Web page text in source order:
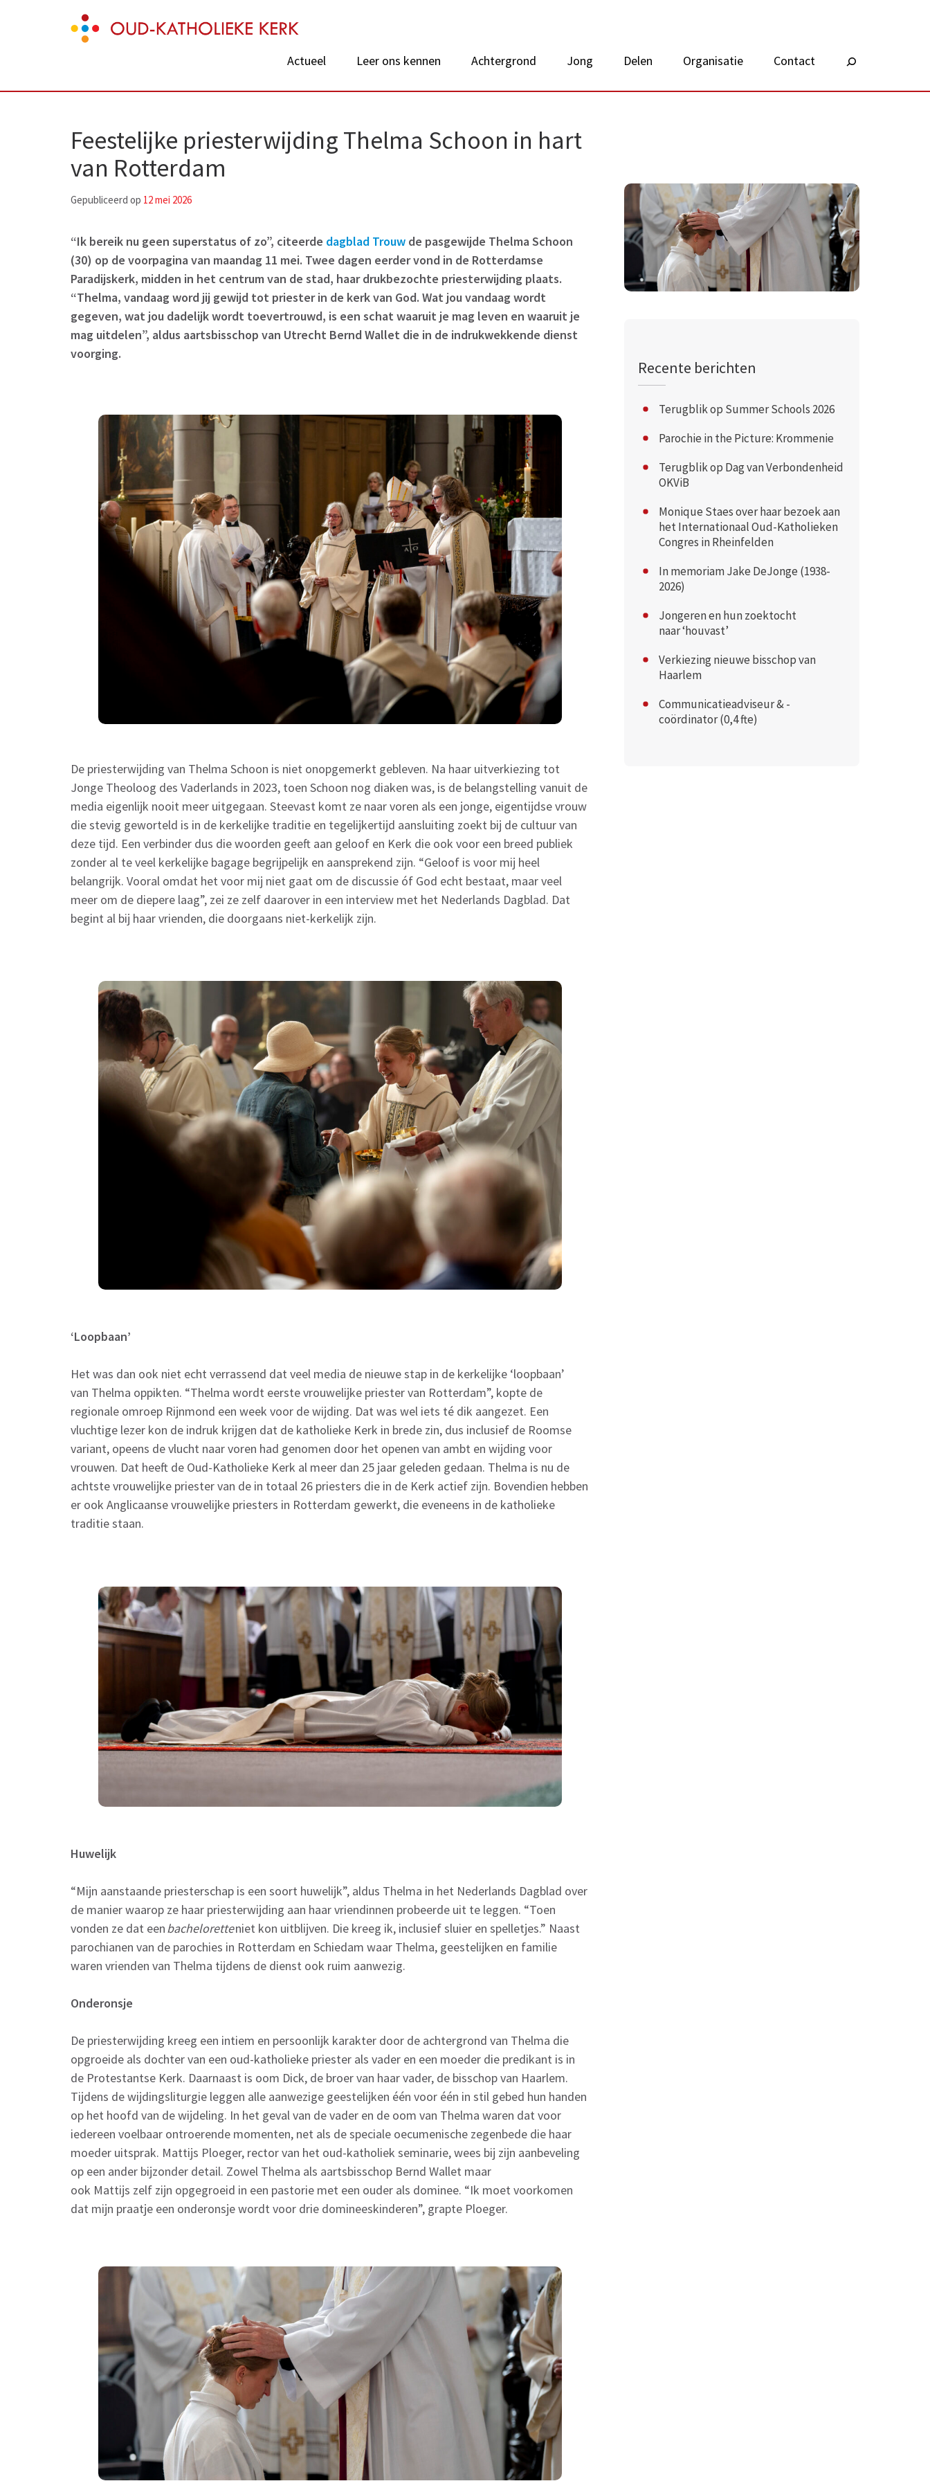
Oud-Katholieke Kerk van Nederland
Actueel Leer ons kennen Achtergrond Jong Delen Organisatie Contact Zoeken
Feestelijke priesterwijding Thelma Schoon in hart
van Rotterdam
Gepubliceerd op 12 mei 2026
“Ik bereik nu geen superstatus of zo”, citeerde dagblad Trouw de pasgewijde Thelma Schoon
(30) op de voorpagina van maandag 11 mei. Twee dagen eerder vond in de Rotterdamse
Paradijskerk, midden in het centrum van de stad, haar drukbezochte priesterwijding plaats.
“Thelma, vandaag word jij gewijd tot priester in de kerk van God. Wat jou vandaag wordt
gegeven, wat jou dadelijk wordt toevertrouwd, is een schat waaruit je mag leven en waaruit je
mag uitdelen”, aldus aartsbisschop van Utrecht Bernd Wallet die in de indrukwekkende dienst
voorging.
De priesterwijding van Thelma Schoon is niet onopgemerkt gebleven. Na haar uitverkiezing tot
Jonge Theoloog des Vaderlands in 2023, toen Schoon nog diaken was, is de belangstelling vanuit de
media eigenlijk nooit meer uitgegaan. Steevast komt ze naar voren als een jonge, eigentijdse vrouw
die stevig geworteld is in de kerkelijke traditie en tegelijkertijd aansluiting zoekt bij de cultuur van
deze tijd. Een verbinder dus die woorden geeft aan geloof en Kerk die ook voor een breed publiek
zonder al te veel kerkelijke bagage begrijpelijk en aansprekend zijn. “Geloof is voor mij heel
belangrijk. Vooral omdat het voor mij niet gaat om de discussie óf God echt bestaat, maar veel
meer om de diepere laag”, zei ze zelf daarover in een interview met het Nederlands Dagblad. Dat
begint al bij haar vrienden, die doorgaans niet-kerkelijk zijn.
‘Loopbaan’
Het was dan ook niet echt verrassend dat veel media de nieuwe stap in de kerkelijke ‘loopbaan’
van Thelma oppikten. “Thelma wordt eerste vrouwelijke priester van Rotterdam”, kopte de
regionale omroep Rijnmond een week voor de wijding. Dat was wel iets té dik aangezet. Een
vluchtige lezer kon de indruk krijgen dat de katholieke Kerk in brede zin, dus inclusief de Roomse
variant, opeens de vlucht naar voren had genomen door het openen van ambt en wijding voor
vrouwen. Dat heeft de Oud-Katholieke Kerk al meer dan 25 jaar geleden gedaan. Thelma is nu de
achtste vrouwelijke priester van de in totaal 26 priesters die in de Kerk actief zijn. Bovendien hebben
er ook Anglicaanse vrouwelijke priesters in Rotterdam gewerkt, die eveneens in de katholieke
traditie staan.
Huwelijk
“Mijn aanstaande priesterschap is een soort huwelijk”, aldus Thelma in het Nederlands Dagblad over
de manier waarop ze haar priesterwijding aan haar vriendinnen probeerde uit te leggen. “Toen
vonden ze dat eenbacheloretteniet kon uitblijven. Die kreeg ik, inclusief sluier en spelletjes.” Naast
parochianen van de parochies in Rotterdam en Schiedam waar Thelma, geestelijken en familie
waren vrienden van Thelma tijdens de dienst ook ruim aanwezig.
Onderonsje
De priesterwijding kreeg een intiem en persoonlijk karakter door de achtergrond van Thelma die
opgroeide als dochter van een oud-katholieke priester als vader en een moeder die predikant is in
de Protestantse Kerk. Daarnaast is oom Dick, de broer van haar vader, de bisschop van Haarlem.
Tijdens de wijdingsliturgie leggen alle aanwezige geestelijken één voor één in stil gebed hun handen
op het hoofd van de wijdeling. In het geval van de vader en de oom van Thelma waren dat voor
iedereen voelbaar ontroerende momenten, net als de speciale oecumenische zegenbede die haar
moeder uitsprak. Mattijs Ploeger, rector van het oud-katholiek seminarie, wees bij zijn aanbeveling
op een ander bijzonder detail. Zowel Thelma als aartsbisschop Bernd Wallet maar
ook Mattijs zelf zijn opgegroeid in een pastorie met een ouder als dominee. “Ik moet voorkomen
dat mijn praatje een onderonsje wordt voor drie domineeskinderen”, grapte Ploeger.
Recente berichten
Terugblik op Summer Schools 2026
Parochie in the Picture: Krommenie
Terugblik op Dag van Verbondenheid
OKViB
Monique Staes over haar bezoek aan
het Internationaal Oud-Katholieken
Congres in Rheinfelden
In memoriam Jake DeJonge (1938-
2026)
Jongeren en hun zoektocht
naar ‘houvast’
Verkiezing nieuwe bisschop van
Haarlem
Communicatieadviseur & -
coördinator (0,4 fte)